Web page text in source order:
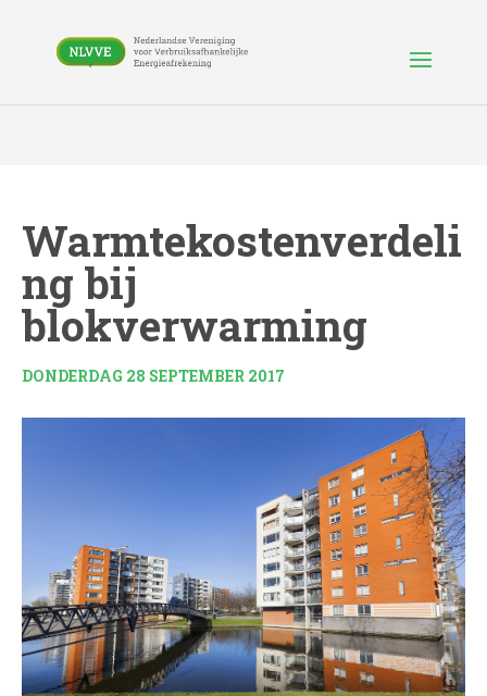
Warmtekostenverdeli
ng bij
blokverwarming
DONDERDAG 28 SEPTEMBER 2017